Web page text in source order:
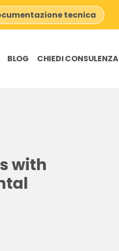
tecnica
BLOG CHIEDI CONSULENZA
with